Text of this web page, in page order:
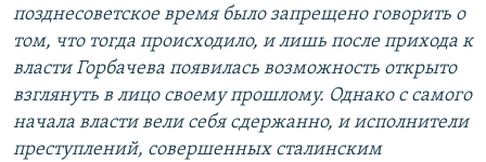
позднесоветское время было запрещено говорить о
том, что тогда происходило, и лишь после прихода к
власти Горбачева появилась возможность открыто
взглянуть в лицо своему прошлому. Однако с самого
начала власти вели себя сдержанно, и исполнители
преступлений, совершенных сталинским